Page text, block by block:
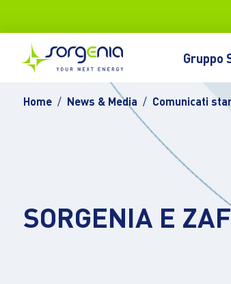
Main
Gruppo
Home News & Media Comunicati
SORGENIA E